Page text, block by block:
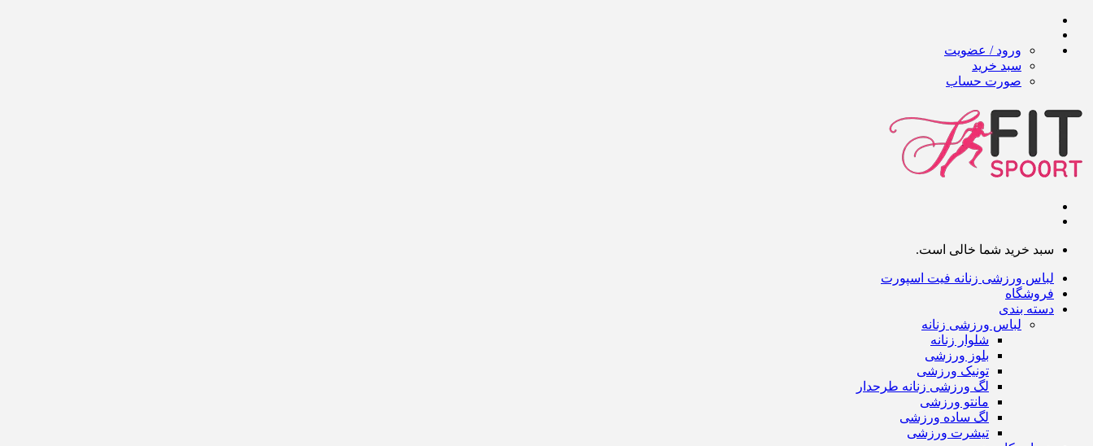
ورود / عضویت
سبد خرید
صورت حساب
سبد خرید شما خالی است.
لباس ورزشی زنانه فیت اسپورت
فروشگاه
دسته بندی
لباس ورزشی زنانه
شلوار زنانه
بلوز ورزشی
تونیک ورزشی
لگ ورزشی زنانه طرحدار
مانتو ورزشی
لگ ساده ورزشی
تیشرت ورزشی